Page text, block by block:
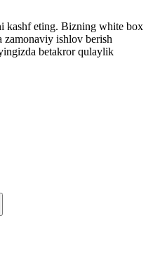
kashf eting. Bizning white box
zamonaviy ishlov berish
betakror qulaylik